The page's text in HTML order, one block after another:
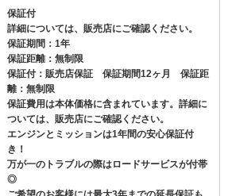
保証付
詳細については、販売店にご確認ください。
保証期間：1年
保証距離：無制限
保証付：販売店保証 保証期間12ヶ月 保証距
離：無制限
保証費用は本体価格に含まれています。詳細に
ついては、販売店にご確認ください。
エンジンとミッションは1年間の安心保証付
き！
万が一のトラブルの際はロードサービスが付帯
◎